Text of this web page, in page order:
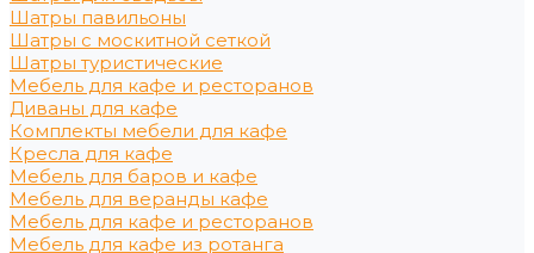
Шатры павильоны
Шатры с москитной сеткой
Шатры туристические
Мебель для кафе и ресторанов
Диваны для кафе
Комплекты мебели для кафе
Кресла для кафе
Мебель для баров и кафе
Мебель для веранды кафе
Мебель для кафе и ресторанов
Мебель для кафе из ротанга